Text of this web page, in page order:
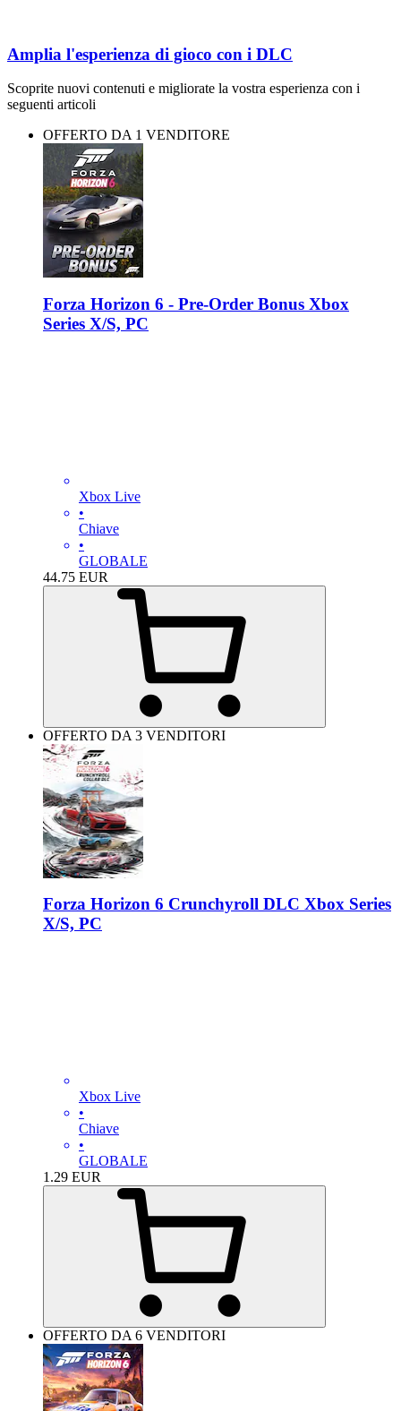
Amplia l'esperienza di gioco con i DLC
Scoprite nuovi contenuti e migliorate la vostra esperienza con i
seguenti articoli
OFFERTO DA 1 VENDITORE
Forza Horizon 6 - Pre-Order Bonus Xbox
Series X/S, PC
Xbox Live
•
Chiave
•
GLOBALE
44.75 EUR
OFFERTO DA 3 VENDITORI
Forza Horizon 6 Crunchyroll DLC Xbox Series
X/S, PC
Xbox Live
•
Chiave
•
GLOBALE
1.29 EUR
OFFERTO DA 6 VENDITORI